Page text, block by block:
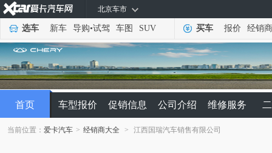
北京车市
选车 新车 导购•试驾 车图 SUV 买车 报价 经销商
首页 车型报价 促销信息 公司介绍 维修服务
当前位置：爱卡汽车 > 经销商大全 > 江西国瑞汽车销售有限公司